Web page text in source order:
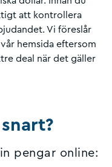
att kontrollera
Vi föreslår
hemsida eftersom
deal när det gäller
pengar online: